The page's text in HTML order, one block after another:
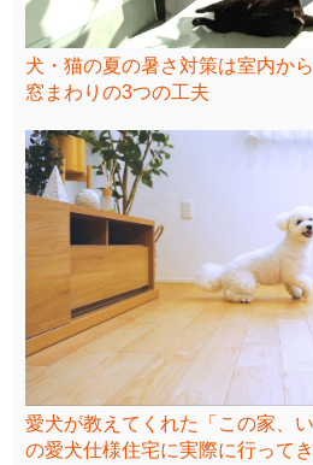
犬・猫の夏の暑さ対策は室内か
窓まわりの3つの工夫
愛犬が教えてくれた「この家、
の愛犬仕様住宅に実際に行って